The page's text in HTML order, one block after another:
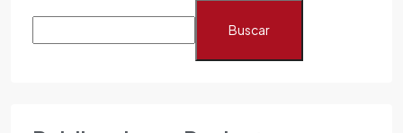
Buscar